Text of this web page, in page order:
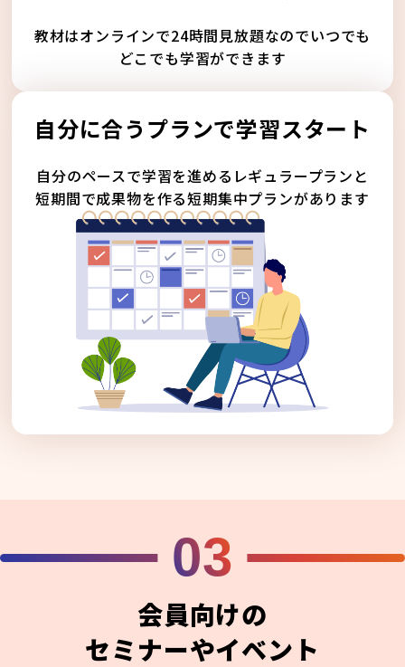
教材はオンラインで24時間見放題なのでいつでも
どこでも学習ができます
自分に合うプランで学習スタート
自分のペースで学習を進めるレギュラープランと
短期間で成果物を作る短期集中プランがあります
03
会員向けの
セミナーやイベント